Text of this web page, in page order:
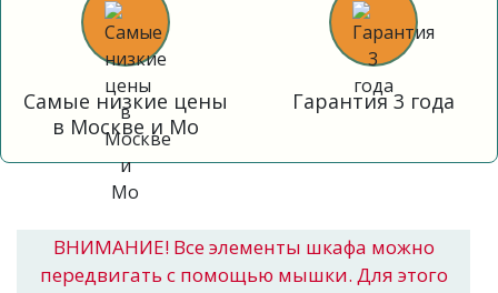
Самые низкие цены
в Москве и Мо
Гарантия 3 года
ВНИМАНИЕ! Все элементы шкафа можно
передвигать с помощью мышки. Для этого